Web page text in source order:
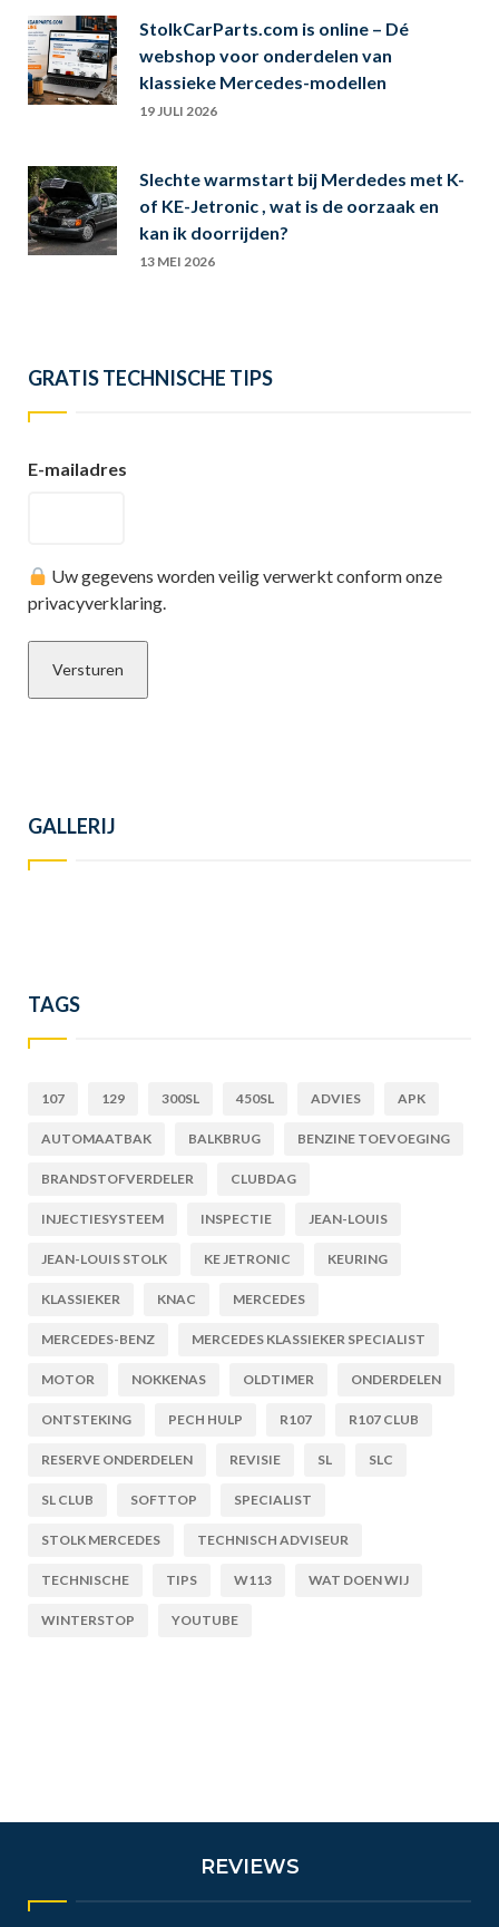
StolkCarParts.com is online – Dé
webshop voor onderdelen van
klassieke Mercedes-modellen
19 JULI 2026
Slechte warmstart bij Merdedes met K-
of KE-Jetronic , wat is de oorzaak en
kan ik doorrijden?
13 MEI 2026
GRATIS TECHNISCHE TIPS
E-mailadres
Uw gegevens worden veilig verwerkt conform onze
privacyverklaring.
GALLERIJ
TAGS
107 129 300SL 450SL ADVIES APK
AUTOMAATBAK BALKBRUG BENZINE TOEVOEGING
BRANDSTOFVERDELER CLUBDAG
INJECTIESYSTEEM INSPECTIE JEAN-LOUIS
JEAN-LOUIS STOLK KE JETRONIC KEURING
KLASSIEKER KNAC MERCEDES
MERCEDES-BENZ MERCEDES KLASSIEKER SPECIALIST
MOTOR NOKKENAS OLDTIMER ONDERDELEN
ONTSTEKING PECH HULP R107 R107 CLUB
RESERVE ONDERDELEN REVISIE SL SLC
SL CLUB SOFTTOP SPECIALIST
STOLK MERCEDES TECHNISCH ADVISEUR
TECHNISCHE TIPS W113 WAT DOEN WIJ
WINTERSTOP YOUTUBE
REVIEWS